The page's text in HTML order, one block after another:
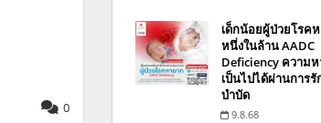
0
เด็กน้อยผู้ป่วยโรค
หนึ่งในล้าน AADC
Deficiency ความห
เป็นไปได้ผ่านการ
บำบัด
9.8.68